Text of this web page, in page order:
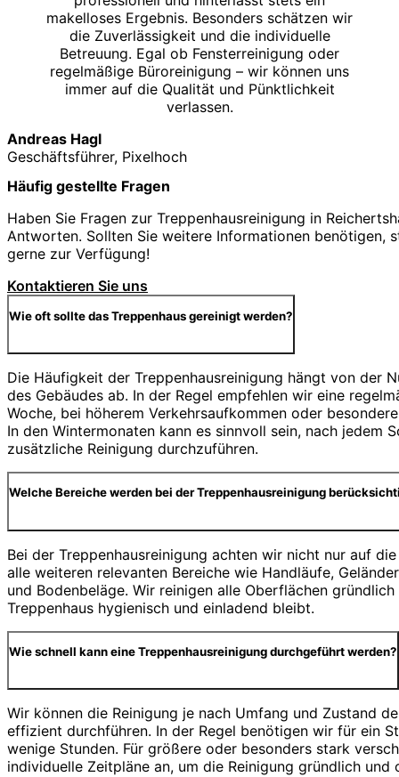
makelloses Ergebnis. Besonders schätzen wir
die Zuverlässigkeit und die individuelle
Betreuung. Egal ob Fensterreinigung oder
regelmäßige Büroreinigung – wir können uns
immer auf die Qualität und Pünktlichkeit
verlassen.
Andreas Hagl
Geschäftsführer, Pixelhoch
Häufig gestellte Fragen
Haben Sie Fragen zur Treppenhausreinigung in
Antworten. Sollten Sie weitere Informationen benötigen,
gerne zur Verfügung!
Kontaktieren Sie uns
Wie oft sollte das Treppenhaus gereinigt werden?
Die Häufigkeit der Treppenhausreinigung hängt von der
des Gebäudes ab. In der Regel empfehlen wir eine
Woche, bei höherem Verkehrsaufkommen oder
In den Wintermonaten kann es sinnvoll sein, nach jedem
zusätzliche Reinigung durchzuführen.
Welche Bereiche werden bei der Treppenhausreinigung
Bei der Treppenhausreinigung achten wir nicht nur auf
alle weiteren relevanten Bereiche wie Handläufe,
und Bodenbeläge. Wir reinigen alle Oberflächen
Treppenhaus hygienisch und einladend bleibt.
Wie schnell kann eine Treppenhausreinigung durchgeführt werden?
Wir können die Reinigung je nach Umfang und Zustand
effizient durchführen. In der Regel benötigen wir für ein
wenige Stunden. Für größere oder besonders stark
individuelle Zeitpläne an, um die Reinigung gründlich und